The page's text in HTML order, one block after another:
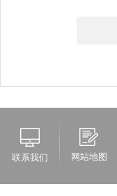
联系我们 网站地图